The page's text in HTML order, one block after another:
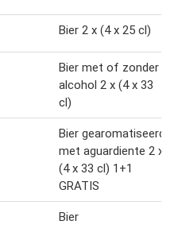
Bier 2 x (4 x 25 cl)
Bier met of zonder
alcohol 2 x (4 x 33
cl)
Bier gearomatiseerd
met aguardiente 2 x
(4 x 33 cl) 1+1
GRATIS
Bier